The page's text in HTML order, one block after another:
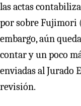
las actas
por sobre Fujimori
embargo, aún
contar y un poco
enviadas al Jurado
revisión.